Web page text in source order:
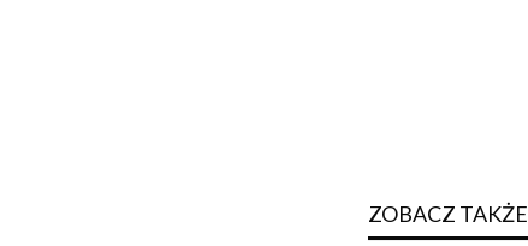
ZOBACZ TAKŻE